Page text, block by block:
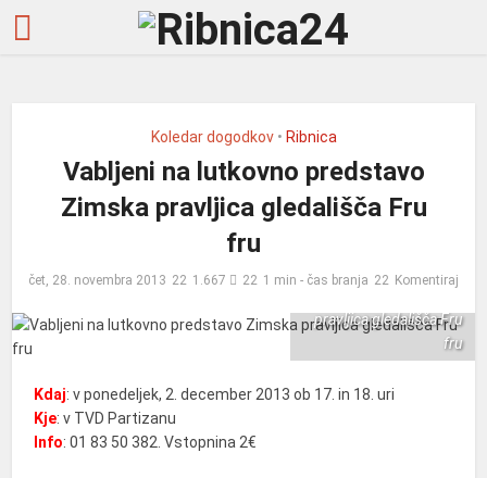
Koledar dogodkov • Ribnica
Vabljeni na lutkovno predstavo
Zimska pravljica gledališča Fru
fru
čet, 28. novembra 2013 1.667 1 min - čas branja Komentiraj
Vabljeni na lutkovno
pravljica gledališča Fru
fru
Kdaj: v ponedeljek, 2. december 2013 ob 17. in 18. uri
Kje: v TVD Partizanu
Info: 01 83 50 382. Vstopnina 2€